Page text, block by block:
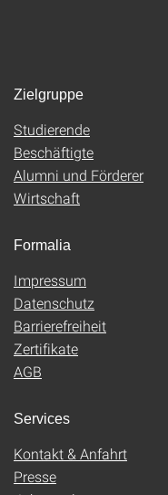
Zielgruppe
Studierende
Beschäftigte
Alumni und Förderer
Wirtschaft
Formalia
Impressum
Datenschutz
Barrierefreiheit
Zertifikate
AGB
Services
Kontakt & Anfahrt
Presse